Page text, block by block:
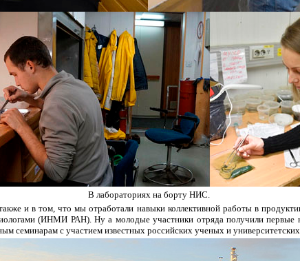
В лабораториях на борту НИС.
и в том, что мы отработали навыки коллективной работы в
(ИНМИ РАН). Ну а молодые участники отряда получили первые
семинарам с участием известных российских ученых и